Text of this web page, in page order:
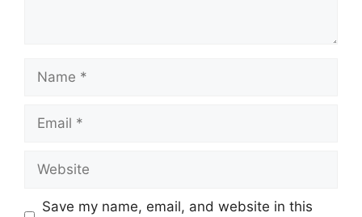
Save my name, email, and website in this